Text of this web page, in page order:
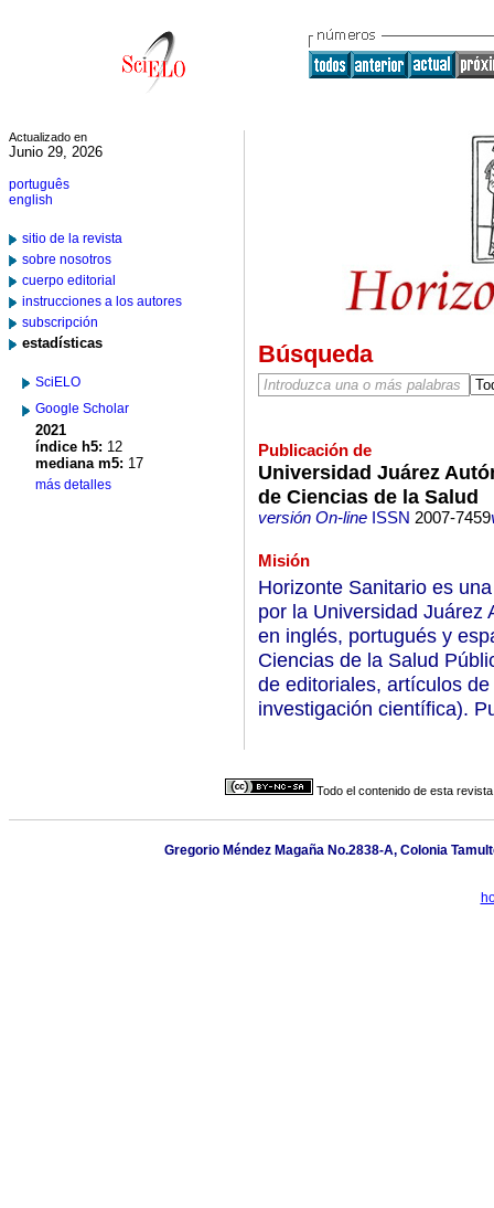
Actualizado en
Junio 29, 2026
português
english
sitio de la revista
sobre nosotros
cuerpo editorial
instrucciones a los autores
subscripción
estadísticas
SciELO
Google Scholar
2021
índice h5: 12
mediana m5: 17
más detalles
Búsqueda
Publicación de
Universidad Juárez
de Ciencias de la Salud
versión On-lineISSN 2007-7459
Misión
Horizonte Sanitario es
por la Universidad Juárez
en inglés, portugués y
Ciencias de la Salud
de editoriales, artículos
investigación científica).
Todo el contenido de esta
Gregorio Méndez Magaña No.2838-A, Colonia